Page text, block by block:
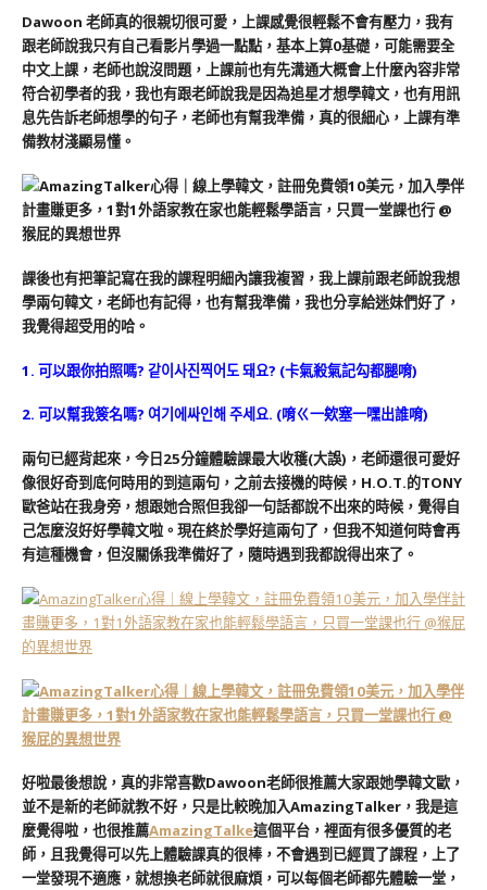
Dawoon 老師真的很親切很可愛，上課感覺很輕鬆不會有壓力，我有
跟老師說我只有自己看影片學過一點點，基本上算0基礎，可能需要全
中文上課，老師也說沒問題，上課前也有先溝通大概會上什麼內容非常
符合初學者的我，我也有跟老師說我是因為追星才想學韓文，也有用訊
息先告訴老師想學的句子，老師也有幫我準備，真的很細心，上課有準
備教材淺顯易懂。
課後也有把筆記寫在我的課程明細內讓我複習，我上課前跟老師說我想
學兩句韓文，老師也有記得，也有幫我準備，我也分享給迷妹們好了，
我覺得超受用的哈。
1. 可以跟你拍照嗎? 같이사진찍어도 돼요? (卡氣殺氣記勾都腿唷)
2. 可以幫我簽名嗎? 여기에싸인해 주세요. (唷ㄍ一欸塞一嘿出誰唷)
兩句已經背起來，今日25分鐘體驗課最大收穫(大誤)，老師還很可愛好
像很好奇到底何時用的到這兩句，之前去接機的時候，H.O.T.的TONY
歐爸站在我身旁，想跟她合照但我卻一句話都說不出來的時候，覺得自
己怎麼沒好好學韓文啦。現在終於學好這兩句了，但我不知道何時會再
有這種機會，但沒關係我準備好了，隨時遇到我都說得出來了。
好啦最後想說，真的非常喜歡Dawoon老師很推薦大家跟她學韓文歐，
並不是新的老師就教不好，只是比較晚加入AmazingTalker，我是這
麼覺得啦，也很推薦AmazingTalke這個平台，裡面有很多優質的老
師，且我覺得可以先上體驗課真的很棒，不會遇到已經買了課程，上了
一堂發現不適應，就想換老師就很麻煩，可以每個老師都先體驗一堂，